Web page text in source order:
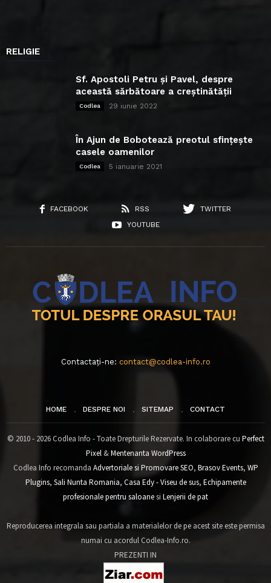
RELIGIE
Sf. Apostoli Petru și Pavel, despre
această sărbătoare a creștinătății
Codlea 29 iunie 2022
În Ajun de Bobotează preotul sfințește
casele oamenilor
Codlea 5 ianuarie 2021
FACEBOOK RSS
TWITTER
YOUTUBE
Contactați-ne: contact@codlea-info.ro
HOME DESPRE NOI SITEMAP CONTACT
© 2010 - 2026 Codlea Info - Toate Drepturile Rezervate. In colaborare cu Perfect
Pixel&Mentenanta WordPress
Codlea Info recomanda Advertoriale si Promovare SEO, Brasov Events, WP
Plugins, Sali Nunta Romania, Casa Edy - Viseu de sus, Echipamente
profesionale pentru saloanesi Lenjerii de pat
Reproducerea integrala sau partiala a materialelor de pe acest site este permisa
numai cu acordul Codlea-Info.ro.
PREZENTI IN